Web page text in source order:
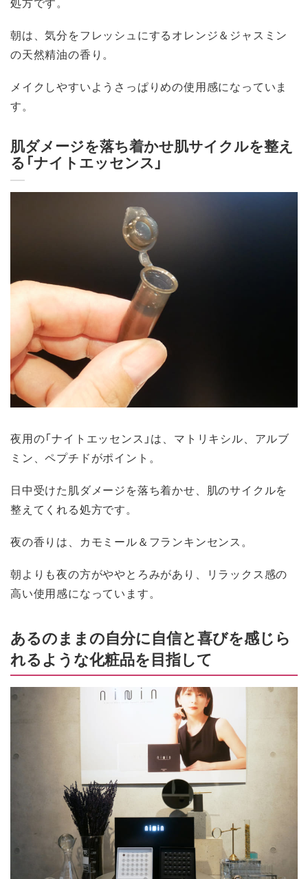
朝は、気分をフレッシュにするオレンジ＆ジャスミン
の天然精油の香り。
メイクしやすいようさっぱりめの使用感になっていま
す。
肌ダメージを落ち着かせ肌サイクルを整え
る「ナイトエッセンス」
夜用の「ナイトエッセンス」は、マトリキシル、アルブ
ミン、ペプチドがポイント。
日中受けた肌ダメージを落ち着かせ、肌のサイクルを
整えてくれる処方です。
夜の香りは、カモミール＆フランキンセンス。
朝よりも夜の方がややとろみがあり、リラックス感の
高い使用感になっています。
あるのままの自分に自信と喜びを感じら
れるような化粧品を目指して